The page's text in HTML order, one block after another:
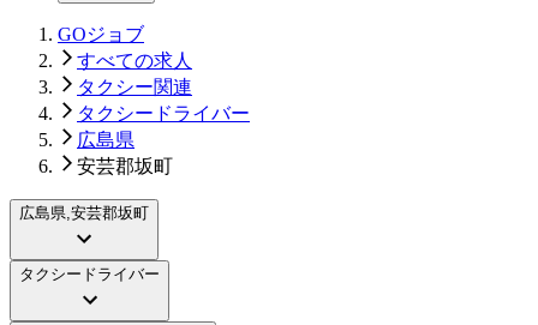
GOジョブ
すべての求人
タクシー関連
タクシードライバー
広島県
安芸郡坂町
広島県,安芸郡坂町
タクシードライバー